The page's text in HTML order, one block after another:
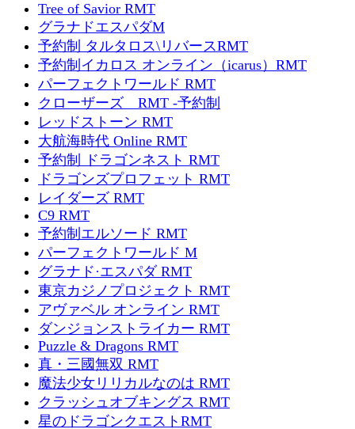
Tree of Savior RMT
グラナドエスパダM
予約制 タルタロス\リバースRMT
予約制イカロス オンライン（icarus）RMT
パーフェクトワールド RMT
クローザーズ RMT -予約制
レッドストーン RMT
大航海時代 Online RMT
予約制 ドラゴンネスト RMT
ドラゴンズプロフェット RMT
レイダーズ RMT
C9 RMT
予約制エルソード RMT
パーフェクトワールド M
グラナド·エスパダ RMT
東京カジノプロジェクト RMT
アヴァベル オンライン RMT
ダンジョンストライカー RMT
Puzzle & Dragons RMT
真・三國無双 RMT
魔法少女リリカルなのは RMT
クラッシュオブキングス RMT
星のドラゴンクエストRMT